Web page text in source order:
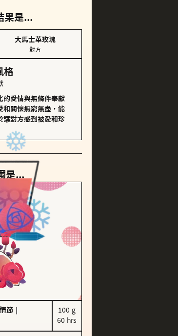
果是...
大馬士革玫瑰
對方
格
的愛情與無條件奉獻
和關懷無窮無盡，能
讓對方感到被愛和珍
是...
節
100 g
60 hrs